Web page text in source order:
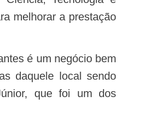
melhorar a prestação
daquele local sendo
que foi um dos